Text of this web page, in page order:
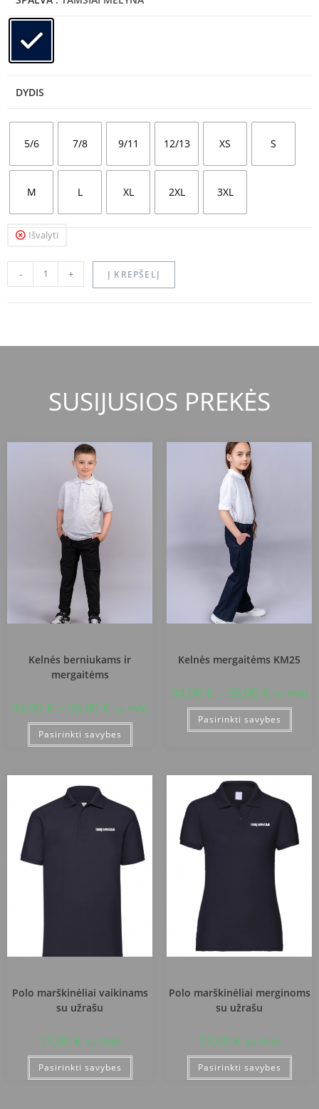
DYDIS
5/6 7/8 9/11 12/13 XS S
M L XL 2XL 3XL
Išvalyti
- + Į KREPŠELĮ
SUSIJUSIOS PREKĖS
Kelnės berniukams ir
mergaitėms
34,00 € – 36,00 € su PVM
Pasirinkti savybes
Kelnės mergaitėms KM25
34,00 € – 36,00 € su PVM
Pasirinkti savybes
Polo marškinėliai vaikinams
su užrašu
17,00 € su PVM
Pasirinkti savybes
Polo marškinėliai merginoms
su užrašu
17,00 € su PVM
Pasirinkti savybes